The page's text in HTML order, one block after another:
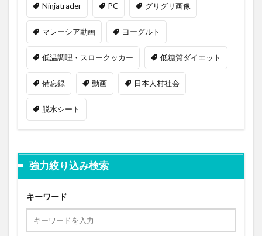
Ninjatrader PC グリグリ画像
マレーシア動画 ヨーグルト
低温調理・スロークッカー 低糖質ダイエット
備忘録 動画 日本人村社会
脱水シート
強力絞り込み検索
キーワード